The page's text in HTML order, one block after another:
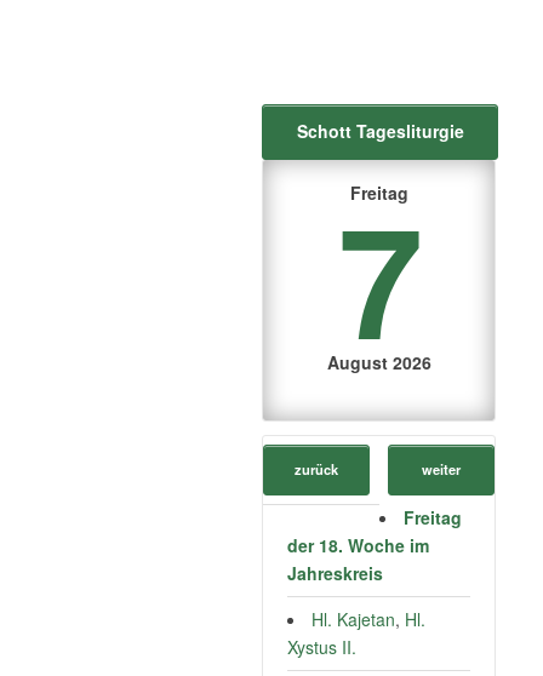
Schott Tagesliturgie
Freitag
7
August 2026
zurück weiter
Freitag
der 18. Woche im
Jahreskreis
Hl. Kajetan, Hl.
Xystus II.